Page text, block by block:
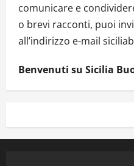
comunicare e
o brevi racconti, puoi
all’indirizzo e-mail
Benvenuti su Sicilia